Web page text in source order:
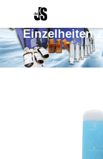
Einzelheiten